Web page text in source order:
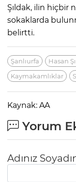
Şıldak, ilin hiçbir
sokaklarda
belirtti.
Şanlıurfa Hasan
Kaymakamlıklar
Kaynak: AA
Yorum
Adınız